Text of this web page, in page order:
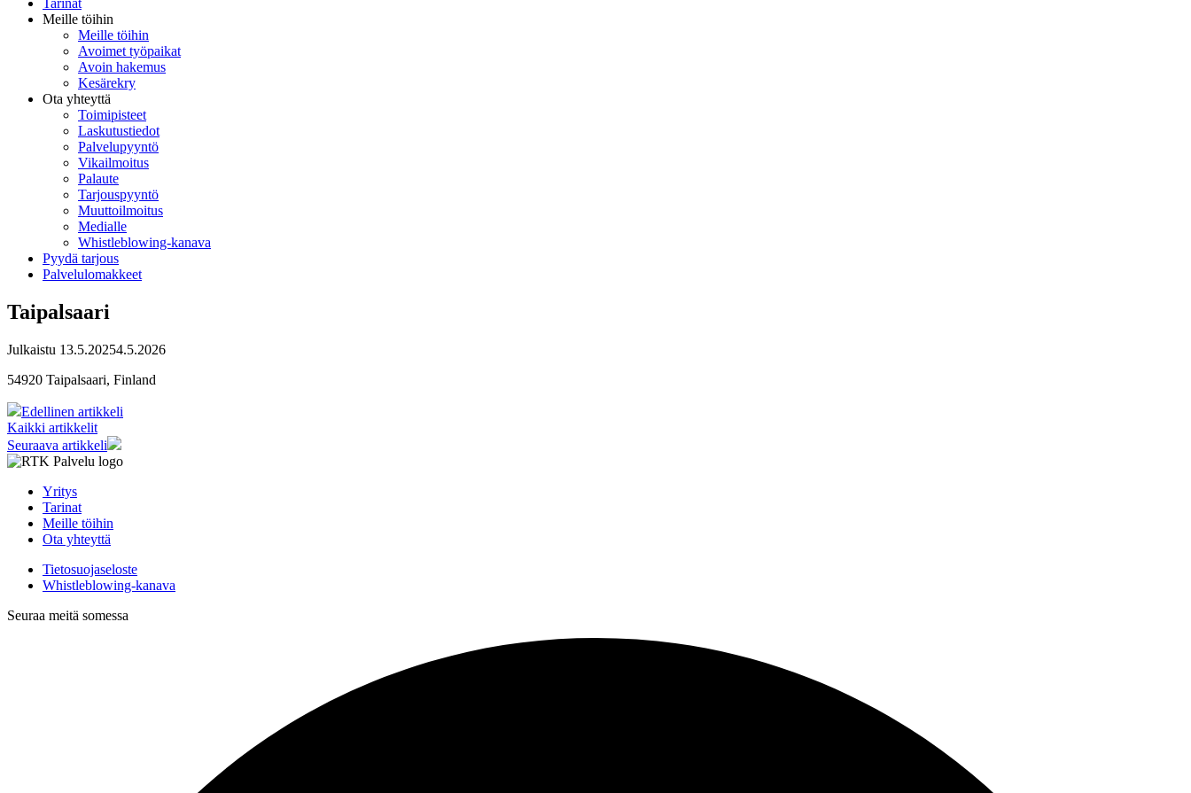
Tarinat
Meille töihin
Meille töihin
Avoimet työpaikat
Avoin hakemus
Kesärekry
Ota yhteyttä
Toimipisteet
Laskutustiedot
Palvelupyyntö
Vikailmoitus
Palaute
Tarjouspyyntö
Muuttoilmoitus
Medialle
Whistleblowing-kanava
Pyydä tarjous
Palvelulomakkeet
Taipalsaari
Julkaistu 13.5.20254.5.2026
54920 Taipalsaari, Finland
Edellinen artikkeli
Kaikki artikkelit
Seuraava artikkeli
Yritys
Tarinat
Meille töihin
Ota yhteyttä
Tietosuojaseloste
Whistleblowing-kanava
Seuraa meitä somessa